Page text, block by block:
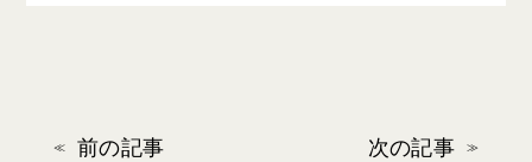
前の記事 次の記事